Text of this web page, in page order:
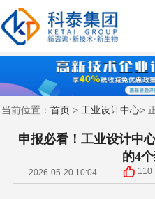
当前位置： 首页 > 工业设计中心>
申报必看！工业设计中
的4
2026-05-20 10:04 110